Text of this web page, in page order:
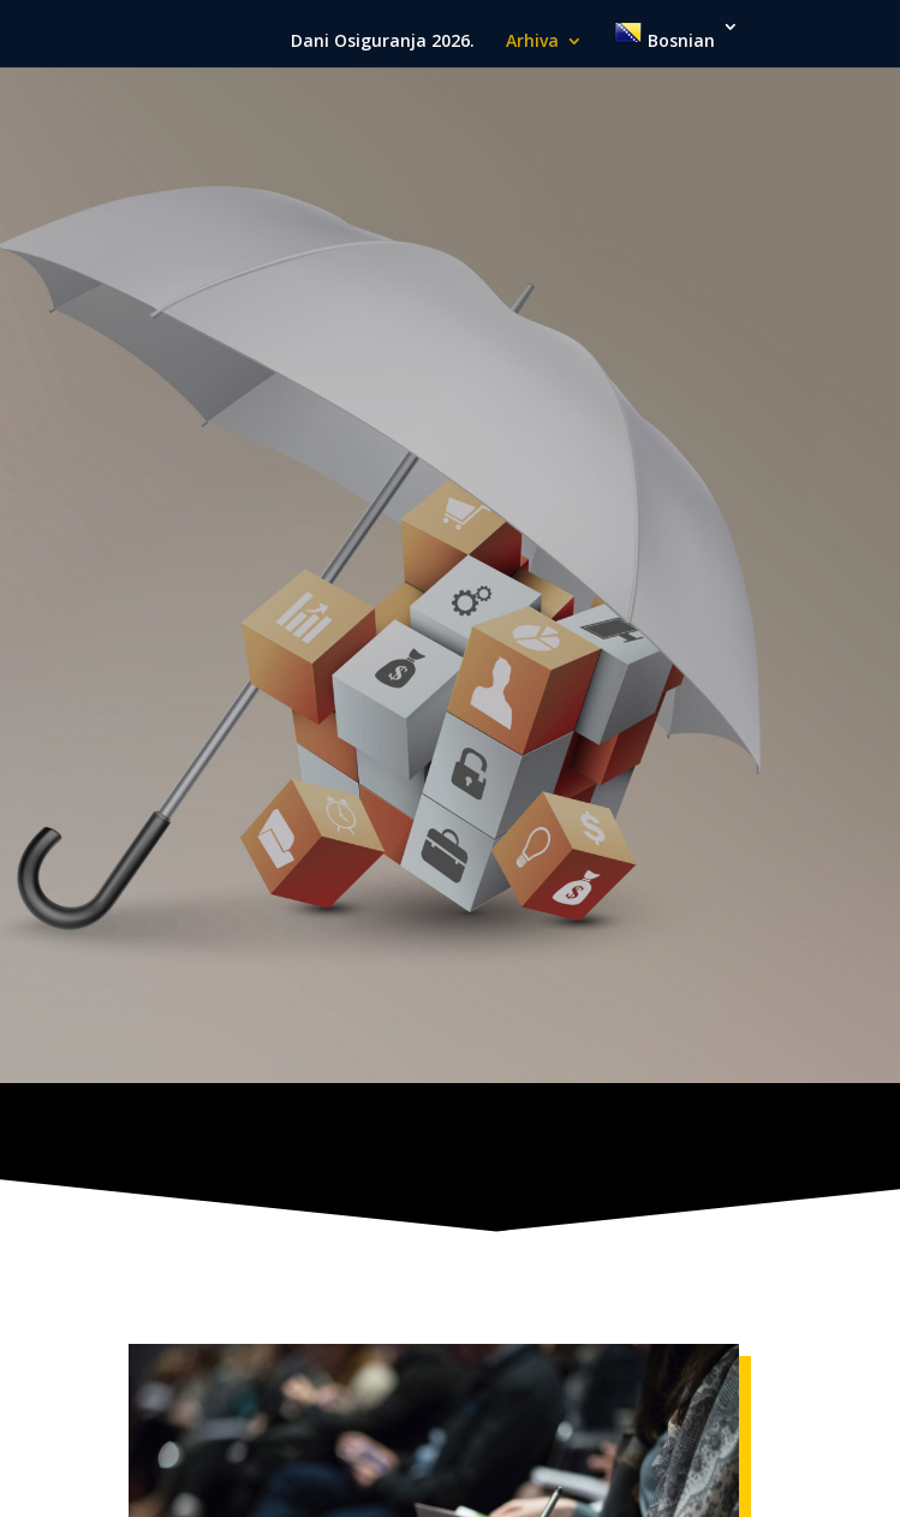
Dani Osiguranja 2026. Arhiva Bosnian